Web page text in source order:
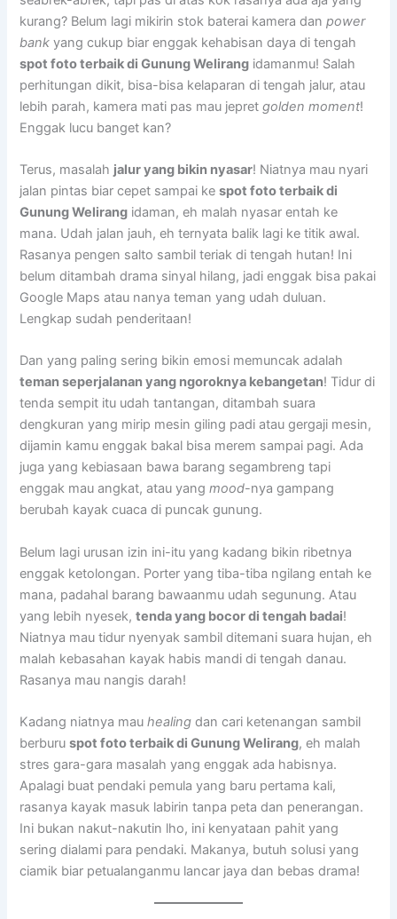
kurang? Belum lagi mikirin stok baterai kamera danpower
bank yang cukup biar enggak kehabisan daya di tengah
spot foto terbaik di Gunung Welirang idamanmu! Salah
perhitungan dikit, bisa-bisa kelaparan di tengah jalur, atau
lebih parah, kamera mati pas mau jepretgolden moment!
Enggak lucu banget kan?
Terus, masalah jalur yang bikin nyasar! Niatnya mau nyari
jalan pintas biar cepet sampai kespot foto terbaik di
Gunung Welirang idaman, eh malah nyasar entah ke
mana. Udah jalan jauh, eh ternyata balik lagi ke titik awal.
Rasanya pengen salto sambil teriak di tengah hutan! Ini
belum ditambah drama sinyal hilang, jadi enggak bisa pakai
Google Maps atau nanya teman yang udah duluan.
Lengkap sudah penderitaan!
Dan yang paling sering bikin emosi memuncak adalah
teman seperjalanan yang ngoroknya kebangetan! Tidur di
tenda sempit itu udah tantangan, ditambah suara
dengkuran yang mirip mesin giling padi atau gergaji mesin,
dijamin kamu enggak bakal bisa merem sampai pagi. Ada
juga yang kebiasaan bawa barang segambreng tapi
enggak mau angkat, atau yangmood-nya gampang
berubah kayak cuaca di puncak gunung.
Belum lagi urusan izin ini-itu yang kadang bikin ribetnya
enggak ketolongan. Porter yang tiba-tiba ngilang entah ke
mana, padahal barang bawaanmu udah segunung. Atau
yang lebih nyesek,tenda yang bocor di tengah badai!
Niatnya mau tidur nyenyak sambil ditemani suara hujan, eh
malah kebasahan kayak habis mandi di tengah danau.
Rasanya mau nangis darah!
Kadang niatnya mauhealing dan cari ketenangan sambil
berburuspot foto terbaik di Gunung Welirang, eh malah
stres gara-gara masalah yang enggak ada habisnya.
Apalagi buat pendaki pemula yang baru pertama kali,
rasanya kayak masuk labirin tanpa peta dan penerangan.
Ini bukan nakut-nakutin lho, ini kenyataan pahit yang
sering dialami para pendaki. Makanya, butuh solusi yang
ciamik biar petualanganmu lancar jaya dan bebas drama!